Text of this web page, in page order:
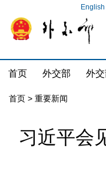
English
首页 外交部 外
首页 > 重要新闻
习近平会